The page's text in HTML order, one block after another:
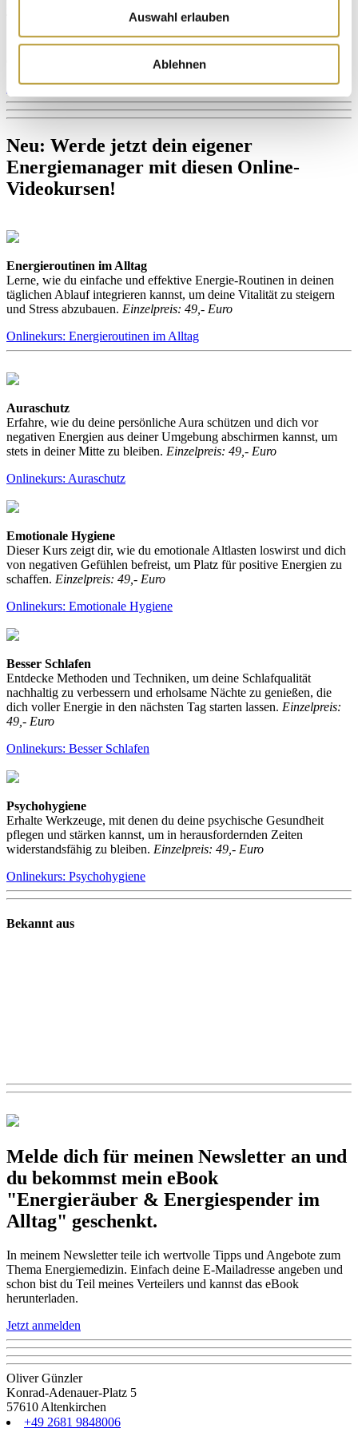
Auswahl erlauben
Ablehnen
Emotionale Freiheit beginnt bei dir selbst. Lass uns gemeinsam den
Zurück
Neu: Werde jetzt dein eigener
Energiemanager mit diesen Online-
Videokursen!
Energieroutinen im Alltag
Lerne, wie du einfache und effektive Energie-Routinen in deinen
täglichen Ablauf integrieren kannst, um deine Vitalität zu steigern
und Stress abzubauen. Einzelpreis: 49,- Euro
Onlinekurs: Energieroutinen im Alltag
Auraschutz
Erfahre, wie du deine persönliche Aura schützen und dich vor
negativen Energien aus deiner Umgebung abschirmen kannst, um
stets in deiner Mitte zu bleiben. Einzelpreis: 49,- Euro
Onlinekurs: Auraschutz
Emotionale Hygiene
Dieser Kurs zeigt dir, wie du emotionale Altlasten loswirst und dich
von negativen Gefühlen befreist, um Platz für positive Energien zu
schaffen. Einzelpreis: 49,- Euro
Onlinekurs: Emotionale Hygiene
Besser Schlafen
Entdecke Methoden und Techniken, um deine Schlafqualität
nachhaltig zu verbessern und erholsame Nächte zu genießen, die
dich voller Energie in den nächsten Tag starten lassen. Einzelpreis:
49,- Euro
Onlinekurs: Besser Schlafen
Psychohygiene
Erhalte Werkzeuge, mit denen du deine psychische Gesundheit
pflegen und stärken kannst, um in herausfordernden Zeiten
widerstandsfähig zu bleiben. Einzelpreis: 49,- Euro
Onlinekurs: Psychohygiene
Bekannt aus
Melde dich für meinen Newsletter an und
du bekommst mein eBook
"Energieräuber & Energiespender im
Alltag" geschenkt.
In meinem Newsletter teile ich wertvolle Tipps und Angebote zum
Thema Energiemedizin. Einfach deine E-Mailadresse angeben und
schon bist du Teil meines Verteilers und kannst das eBook
herunterladen.
Jetzt anmelden
Oliver Günzler
Konrad-Adenauer-Platz 5
57610 Altenkirchen
+49 2681 9848006